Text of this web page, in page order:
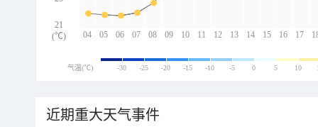
04 05 06 07 08 09 10 11 12 13 14 15 16 17
21
(℃)
气温(℃) -30 -25 -20 -15 -10 -5 0 5 10
近期重大天气事件